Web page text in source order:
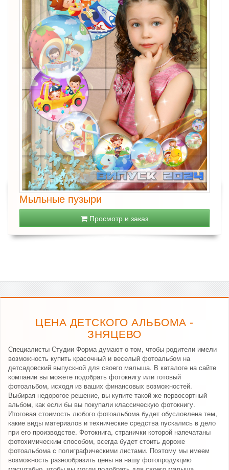
Мыльные пузыри
Просмотр и заказ
ЦЕНА ДЕТСКОГО АЛЬБОМА -
ЗНЯЦЕВО
Специалисты Студии Форма думают о том, чтобы родители имели
возможность купить красочный и веселый фотоальбом на
детсадовский выпускной для своего малыша. В каталоге на сайте
компании вы можете подобрать фотокнигу или готовый
фотоальбом, исходя из ваших финансовых возможностей.
Выбирая недорогое решение, вы купите такой же первосортный
альбом, как если бы вы покупали классическую фотокнигу.
Итоговая стоимость любого фотоальбома будет обусловлена тем,
какие виды материалов и технические средства пускались в дело
при его производстве. Фотокнига, странички которой напечатаны
фотохимическим способом, всегда будет стоить дороже
фотоальбома с полиграфическими листами. Поэтому мы имеем
возможность разнообразить цены на нашу фотопродукцию